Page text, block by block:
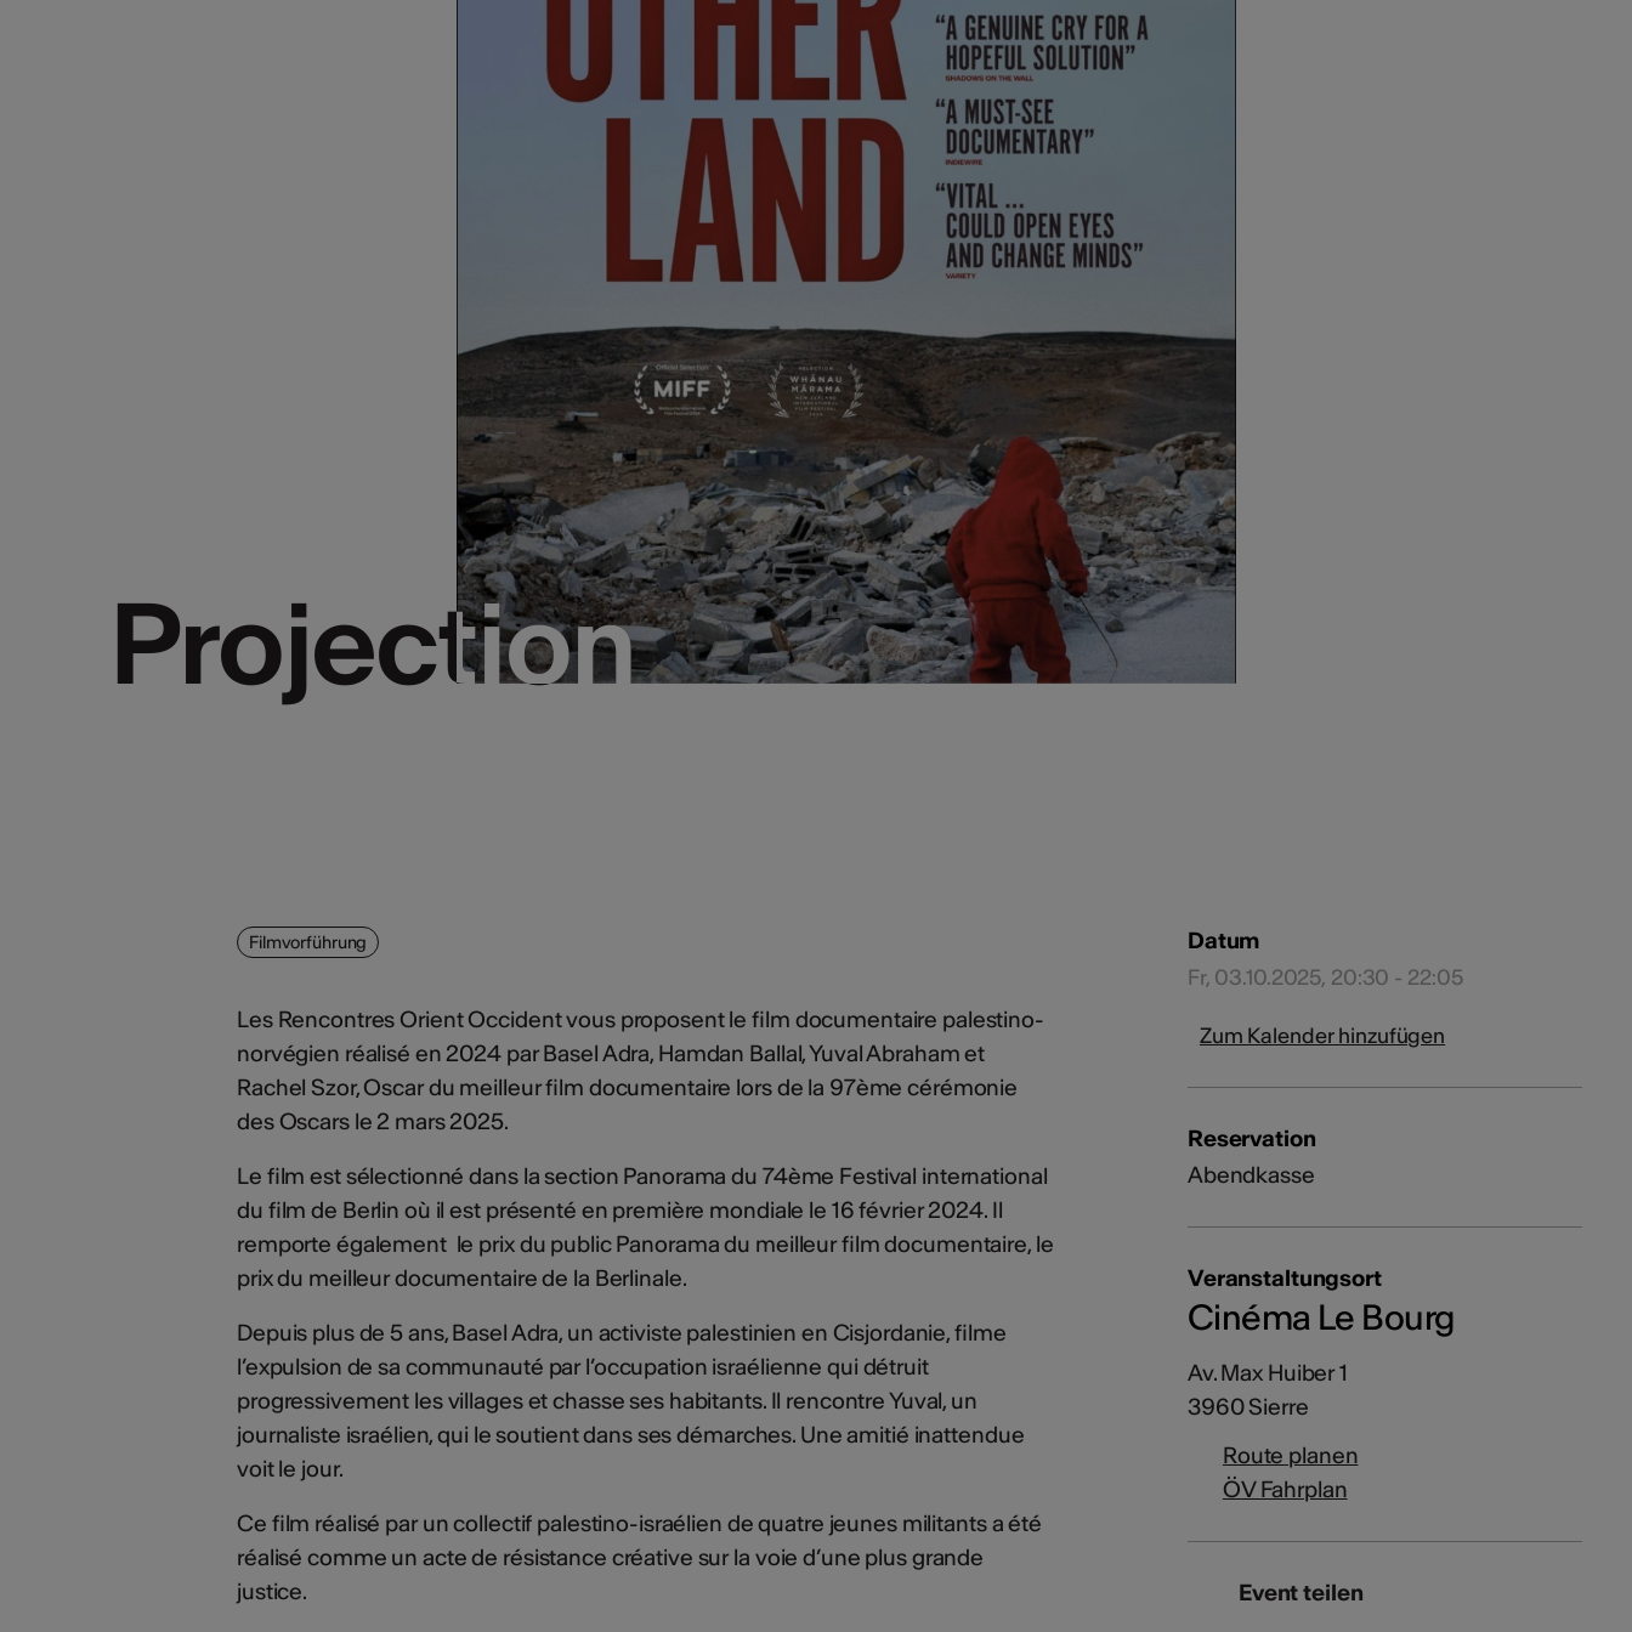
Projection
Projection
Filmvorführung
Les Rencontres Orient Occident vous proposent le film documentaire palestino-
norvégien réalisé en 2024 par Basel Adra, Hamdan Ballal, Yuval Abraham et
Rachel Szor, Oscar du meilleur film documentaire lors de la 97ème cérémonie
des Oscars le 2 mars 2025.
Le film est sélectionné dans la section Panorama du 74ème Festival international
du film de Berlin où il est présenté en première mondiale le 16 février 2024. Il
remporte également le prix du public Panorama du meilleur film documentaire, le
prix du meilleur documentaire de la Berlinale.
Depuis plus de 5 ans, Basel Adra, un activiste palestinien en Cisjordanie, filme
l’expulsion de sa communauté par l’occupation israélienne qui détruit
progressivement les villages et chasse ses habitants. Il rencontre Yuval, un
journaliste israélien, qui le soutient dans ses démarches. Une amitié inattendue
voit le jour.
Ce film réalisé par un collectif palestino-israélien de quatre jeunes militants a été
réalisé comme un acte de résistance créative sur la voie d’une plus grande
justice.
Datum
Fr, 03.10.2025, 20:30 - 22:05
Zum Kalender hinzufügen
Reservation
Abendkasse
Veranstaltungsort
Cinéma Le Bourg
Av. Max Huiber 1
3960 Sierre
Route planen
ÖV Fahrplan
Event teilen